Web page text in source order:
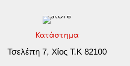
Κατάστημα
Τσελέπη 7, Χίος Τ.Κ 82100